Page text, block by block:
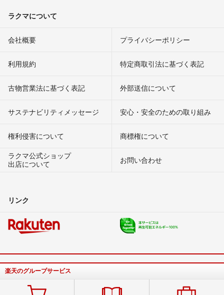
ラクマについて
会社概要 プライバシーポリシー
利用規約 特定商取引法に基づく表記
古物営業法に基づく表記 外部送信について
サステナビリティメッセージ 安心・安全のための取り組み
権利侵害について
商標権について
ラクマ公式ショップ
出店について
お問い合わせ
リンク
楽天のグループサービス